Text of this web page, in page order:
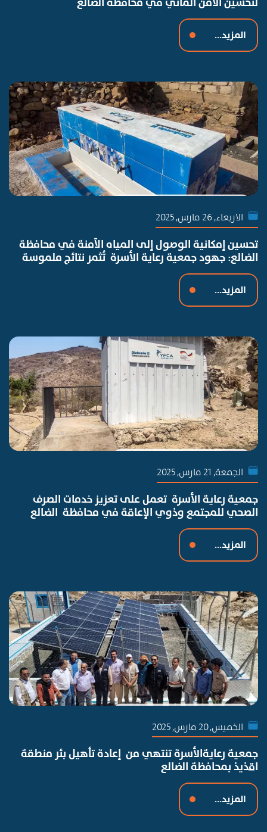
المزيد...
الاربعاء, 26 مارس, 2025
تحسين إمكانية الوصول إلى المياه الآمنة في محافظة
الضالع: جهود جمعية رعاية الأسرة تُثمر نتائج ملموسة
المزيد...
الجمعة, 21 مارس, 2025
جمعية رعاية الأسرة تعمل على تعزيز خدمات الصرف
الصحي للمجتمع وذوي الإعاقة في محافظة الضالع
المزيد...
الخميس, 20 مارس, 2025
جمعية رعايةالأسرة تنتهي من إعادة تأهيل بئر منطقة
اقذيذ بمحافظة الضالع
المزيد...